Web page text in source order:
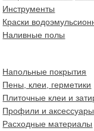
Инструменты
Краски
Наливные полы
Напольные покрытия
Пены, клеи, герметики
Плиточные клеи и
Профили и аксессуары
Расходные материалы